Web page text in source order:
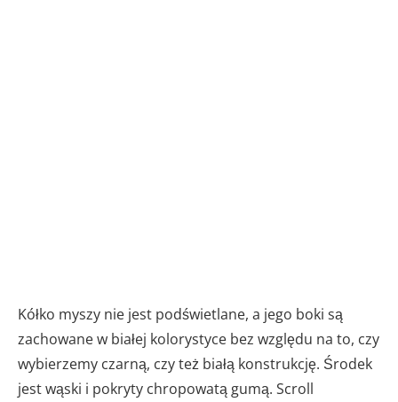
Kółko myszy nie jest podświetlane, a jego boki są
zachowane w białej kolorystyce bez względu na to, czy
wybierzemy czarną, czy też białą konstrukcję. Środek
jest wąski i pokryty chropowatą gumą. Scroll